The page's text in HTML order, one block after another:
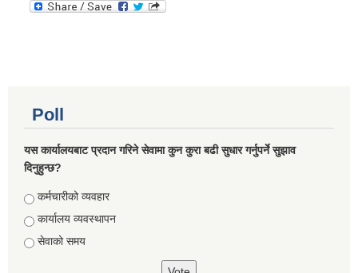
Poll
यस कार्यालयबाट प्रदान गरिने सेवामा कुन कुरा बढी सुधार गर्नुपर्ने सुझाव
दिनुहुन्छ?
Choices
कर्मचारीको व्यवहार
कार्यालय व्यवस्थापन
सेवाको समय